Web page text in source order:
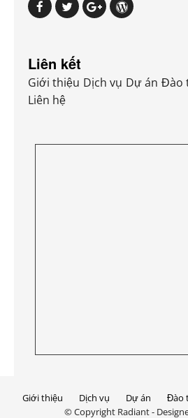
Liên kết
Giới thiệu Dịch vụ Dự án Đào
Liên hệ
Giới thiệu Dịch vụ Dự án Đào
© Copyright Radiant -